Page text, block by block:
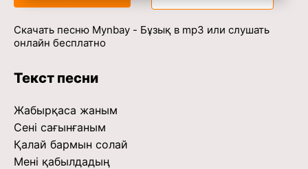
Скачать песню Mynbay - Бұзық в mp3 или слушать
онлайн бесплатно
Текст песни
Жабырқаса жаным
Сені сағынғаным
Қалай бармын солай
Мені қабылдадың